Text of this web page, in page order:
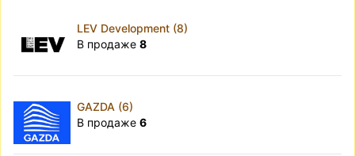
LEV Development (8)
В продаже 8
GAZDA (6)
В продаже 6